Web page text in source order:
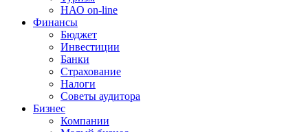
НАО on-line
Финансы
Бюджет
Инвестиции
Банки
Страхование
Налоги
Советы аудитора
Бизнес
Компании